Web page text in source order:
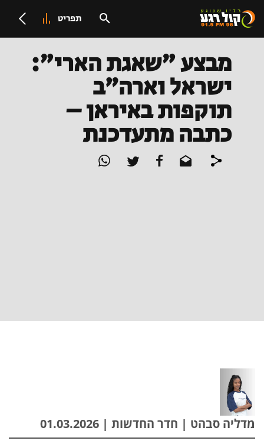
תפריט
מבצע "שאגת הארי":
ישראל וארה״ב
תוקפות באיראן –
כתבה מתעדכנת
מדליה סבהט | חדר החדשות | 01.03.2026